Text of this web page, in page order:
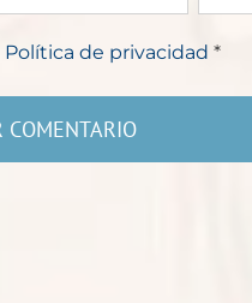
Política de privacidad*